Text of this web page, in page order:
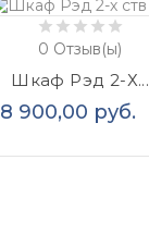
0 Отзыв(ы)
Шкаф Рэд 2-Х...
8 900,00 руб.